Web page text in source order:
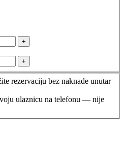
+
+
rezervaciju bez naknade unutar
ulaznicu na telefonu — nije